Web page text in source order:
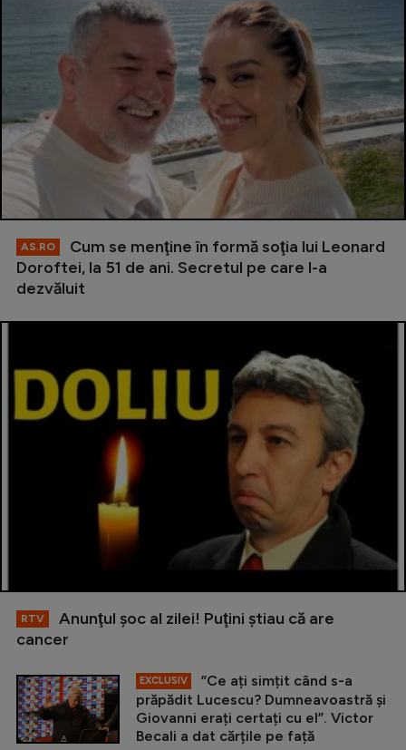
AS.RO
Cum se menţine în formă soţia lui Leonard
Doroftei, la 51 de ani. Secretul pe care l-a
dezvăluit
RTV
Anunţul şoc al zilei! Puţini ştiau că are
cancer
EXCLUSIV
”Ce ați simțit când s-a
prăpădit Lucescu? Dumneavoastră și
Giovanni erați certați cu el”. Victor
Becali a dat cărțile pe față